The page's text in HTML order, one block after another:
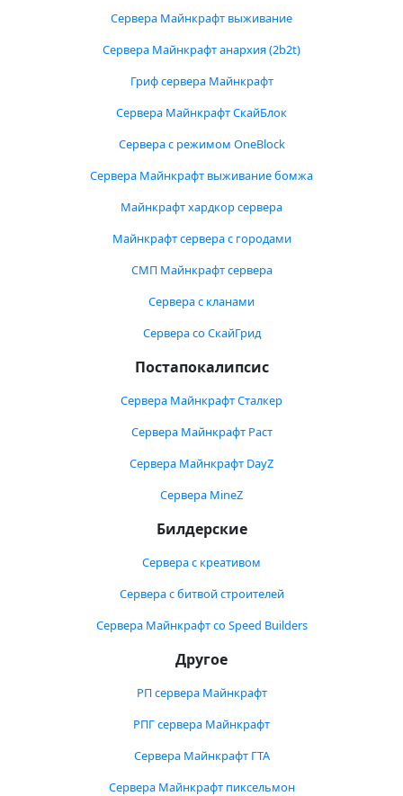
Сервера Майнкрафт выживание
Сервера Майнкрафт анархия (2b2t)
Гриф сервера Майнкрафт
Сервера Майнкрафт СкайБлок
Сервера с режимом OneBlock
Сервера Майнкрафт выживание бомжа
Майнкрафт хардкор сервера
Майнкрафт сервера с городами
СМП Майнкрафт сервера
Сервера с кланами
Сервера со СкайГрид
Постапокалипсис
Сервера Майнкрафт Сталкер
Сервера Майнкрафт Раст
Сервера Майнкрафт DayZ
Сервера MineZ
Билдерские
Сервера с креативом
Сервера с битвой строителей
Сервера Майнкрафт со Speed Builders
Другое
РП сервера Майнкрафт
РПГ сервера Майнкрафт
Сервера Майнкрафт ГТА
Сервера Майнкрафт пиксельмон